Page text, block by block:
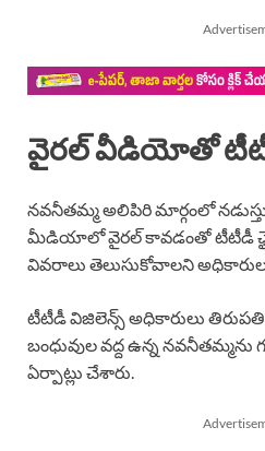
వైరల్ వీడియోతో
నవనీతమ్మ అలిపిరి మార్గంలో
మీడియాలో వైరల్ కావడంతో టీటీడీ
వివరాలు తెలుసుకోవాలని
టీటీడీ విజిలెన్స్ అధికారులు
బంధువుల వద్ద ఉన్న నవనీతమ్మను
ఏర్పాట్లు చేశారు.